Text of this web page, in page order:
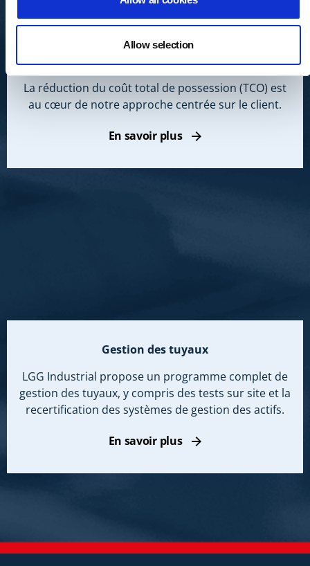
Allow selection
TCO
La réduction du coût total de possession (TCO) est
au cœur de notre approche centrée sur le client.
En savoir plus
Gestion des tuyaux
LGG Industrial propose un programme complet de
gestion des tuyaux, y compris des tests sur site et la
recertification des systèmes de gestion des actifs.
En savoir plus